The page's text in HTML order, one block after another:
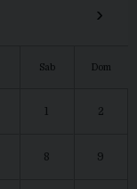
›
Sab Dom
1 2
8 9